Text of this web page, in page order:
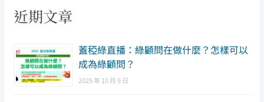
近期文章
​蓋稏綠直播：綠顧問在做什麼？怎樣可以
成為綠顧問？
2025 年 10 月 9 日